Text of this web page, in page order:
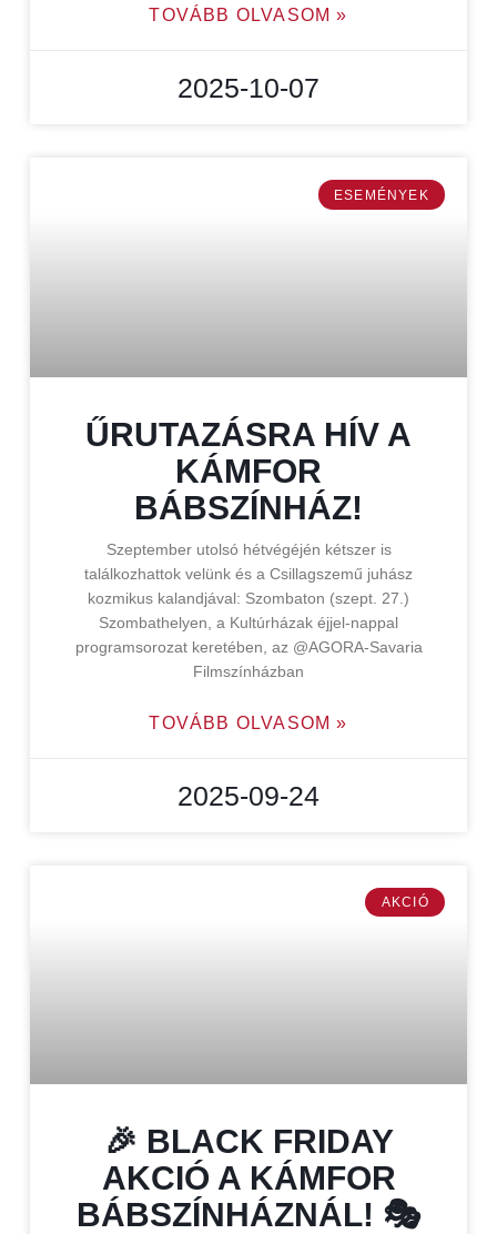
TOVÁBB OLVASOM »
2025-10-07
ESEMÉNYEK
ŰRUTAZÁSRA HÍV A
KÁMFOR
BÁBSZÍNHÁZ!
Szeptember utolsó hétvégéjén kétszer is
találkozhattok velünk és a Csillagszemű juhász
kozmikus kalandjával: Szombaton (szept. 27.)
Szombathelyen, a Kultúrházak éjjel-nappal
programsorozat keretében, az @AGORA-Savaria
Filmszínházban
TOVÁBB OLVASOM »
2025-09-24
AKCIÓ
🎉 BLACK FRIDAY
AKCIÓ A KÁMFOR
BÁBSZÍNHÁZNÁL! 🎭